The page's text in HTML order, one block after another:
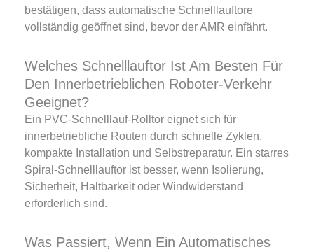
bestätigen, dass automatische Schnelllauftore
vollständig geöffnet sind, bevor der AMR einfährt.
Welches Schnelllauftor Ist Am Besten Für
Den Innerbetrieblichen Roboter-Verkehr
Geeignet?
Ein PVC-Schnelllauf-Rolltor eignet sich für
innerbetriebliche Routen durch schnelle Zyklen,
kompakte Installation und Selbstreparatur. Ein starres
Spiral-Schnelllauftor ist besser, wenn Isolierung,
Sicherheit, Haltbarkeit oder Windwiderstand
erforderlich sind.
Was Passiert, Wenn Ein Automatisches